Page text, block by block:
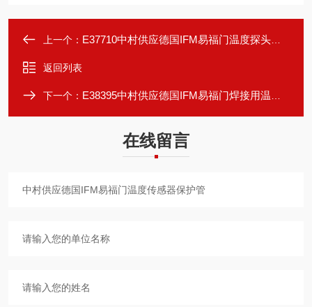
上一个： E37710中村供应德国IFM易福门温度探头保护套管
返回列表
下一个： E38395中村供应德国IFM易福门焊接用温度传感器
在线留言